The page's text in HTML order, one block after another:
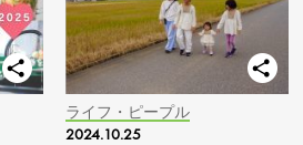
ライフ・ピープル
2024.10.25